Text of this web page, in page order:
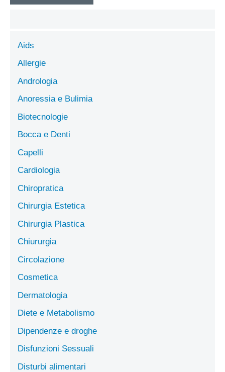
Aids
Allergie
Andrologia
Anoressia e Bulimia
Biotecnologie
Bocca e Denti
Capelli
Cardiologia
Chiropratica
Chirurgia Estetica
Chirurgia Plastica
Chiururgia
Circolazione
Cosmetica
Dermatologia
Diete e Metabolismo
Dipendenze e droghe
Disfunzioni Sessuali
Disturbi alimentari